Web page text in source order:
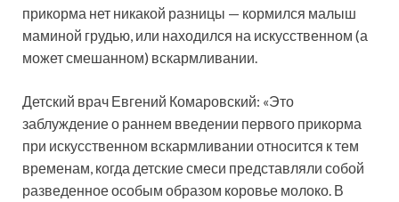
прикорма нет никакой разницы — кормился малыш
маминой грудью, или находился на искусственном (а
может смешанном) вскармливании.
Детский врач Евгений Комаровский: «Это
заблуждение о раннем введении первого прикорма
при искусственном вскармливании относится к тем
временам, когда детские смеси представляли собой
разведенное особым образом коровье молоко. В